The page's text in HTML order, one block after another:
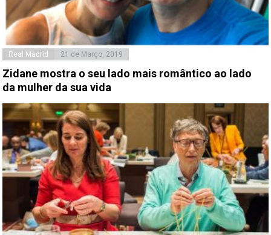
Real Madrid 21 de Março, 2019
Zidane mostra o seu lado mais romântico ao lado
da mulher da sua vida